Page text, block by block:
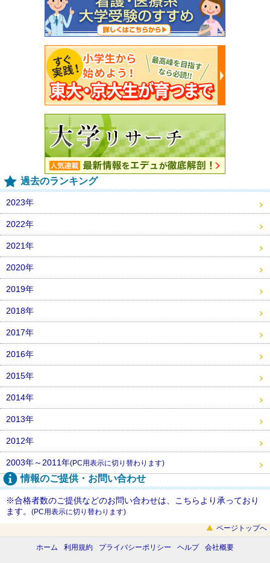
過去のランキング
2023年
2022年
2021年
2020年
2019年
2018年
2017年
2016年
2015年
2014年
2013年
2012年
2003年～2011年(PC用表示に切り替わります)
情報のご提供・お問い合わせ
※合格者数のご提供などのお問い合わせは、こちらより承っており
ます。 (PC用表示に切り替わります)
ページトップへ
ホーム 利用規約 プライバシーポリシー ヘルプ 会社概要